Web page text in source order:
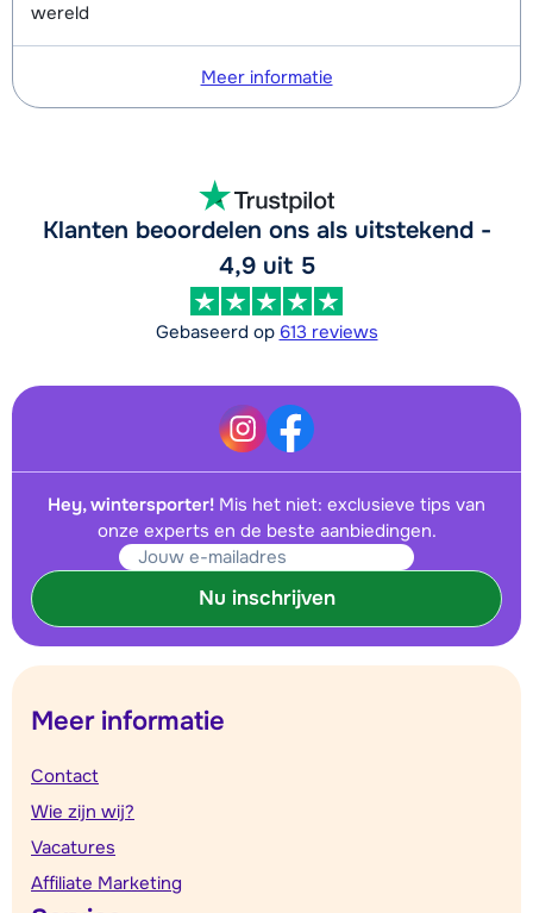
wereld
Meer informatie
Klanten beoordelen ons als uitstekend -
4,9 uit 5
Gebaseerd op 613 reviews
Hey, wintersporter! Mis het niet: exclusieve tips van
onze experts en de beste aanbiedingen.
Nu inschrijven
Meer informatie
Contact
Wie zijn wij?
Vacatures
Affiliate Marketing